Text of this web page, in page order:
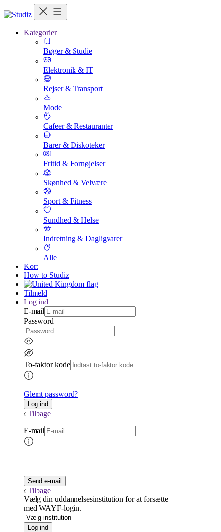
Kategorier
Bøger & Studie
Elektronik & IT
Rejser & Transport
Mode
Cafeer & Restauranter
Barer & Diskoteker
Fritid & Fornøjelser
Skønhed & Velvære
Sport & Fitness
Sundhed & Helse
Indretning & Dagligvarer
Alle
Kort
How to Studiz
Tilmeld
Log ind
E-mail
Password
To-faktor kode
Glemt password?
Tilbage
E-mail
Tilbage
Vælg din uddannelsesinstitution for at forsætte
med WAYF-login.